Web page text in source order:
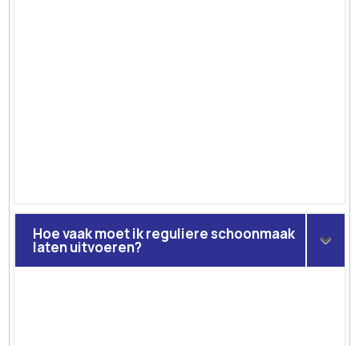
Hoe vaak moet ik reguliere schoonmaak
laten uitvoeren?